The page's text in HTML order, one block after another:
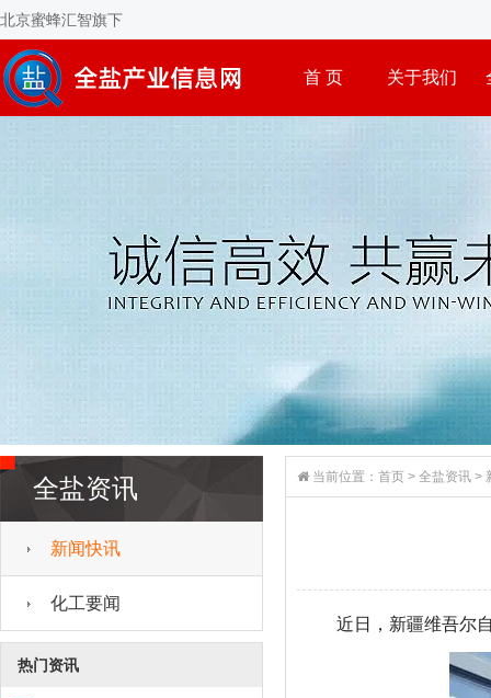
北京蜜蜂汇智旗下
首 页 关于我们
全盐资讯
新闻快讯
化工要闻
热门资讯
当前位置： 首页 > 全盐资讯 >
近日，新疆维吾尔